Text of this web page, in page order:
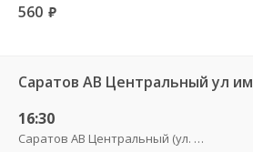
560 руб.
16:30
Саратов АВ Центральный (ул. им. Пугачева, 179 А)